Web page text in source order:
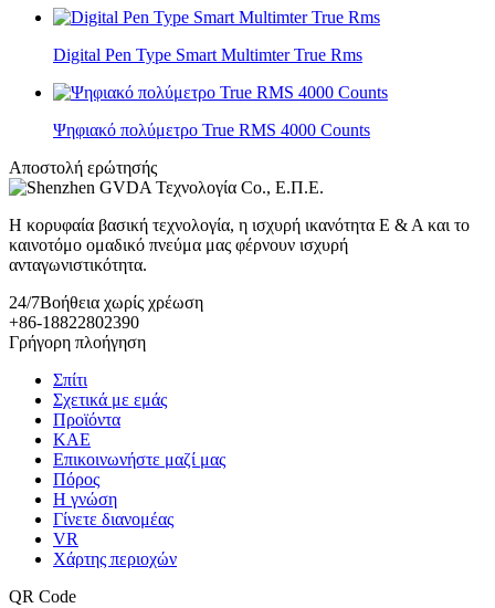
Digital Pen Type Smart Multimter True Rms
Ψηφιακό πολύμετρο True RMS 4000 Counts
Αποστολή ερώτησής
Η κορυφαία βασική τεχνολογία, η ισχυρή ικανότητα Ε & Α και το
καινοτόμο ομαδικό πνεύμα μας φέρνουν ισχυρή
ανταγωνιστικότητα.
24/7Βοήθεια χωρίς χρέωση
+86-18822802390
Γρήγορη πλοήγηση
Σπίτι
Σχετικά με εμάς
Προϊόντα
ΚΑΕ
Επικοινωνήστε μαζί μας
Πόρος
Η γνώση
Γίνετε διανομέας
VR
Χάρτης περιοχών
QR Code